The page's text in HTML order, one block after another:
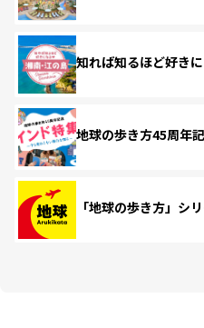
知れば知るほど好き
地球の歩き方45周年
「地球の歩き方」シ